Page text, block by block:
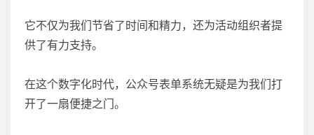
它不仅为我们节省了时间和精力，还为活动组织者提
供了有力支持。
在这个数字化时代，公众号表单系统无疑是为我们打
开了一扇便捷之门。